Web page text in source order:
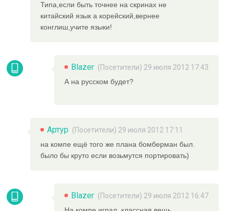
Типа,если быть точнее на скринах не
китайский язык а корейский,вернее
конглиш,учите языки!
Blazer (Посетители) 29 июля 2012 17:43
А на русском будет?
Артур (Посетители) 29 июля 2012 17:11
на компе ещё того же плана бомберман был.
было бы круто если возьмутся портировать)
Blazer (Посетители) 29 июля 2012 16:47